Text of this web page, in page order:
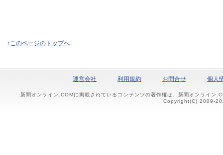
↑このページのトップへ
運営会社 利用規約 お問合せ 個人
新聞オンライン.COMに掲載されているコンテンツの著作権は、新聞オンライン
Copyright(C) 2009-